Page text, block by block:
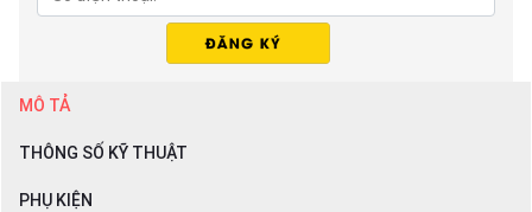
MÔ TẢ
THÔNG SỐ KỸ THUẬT
PHỤ KIỆN